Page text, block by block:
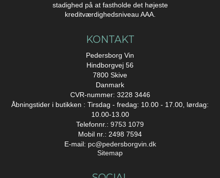
stadighed på at fastholde det højeste
kreditværdighedsniveau AAA.
KONTAKT
Pedersborg Vin
Hindborgvej 56
7800 Skive
Danmark
CVR-nummer: 3228 3446
Åbningstider i butikken : Tirsdag - fredag: 10.00 - 17.00, lørdag:
10.00-13.00
Telefonnr.: 9753 1079
Mobil nr.: 2498 7594
E-mail: pc@pedersborgvin.dk
Sitemap